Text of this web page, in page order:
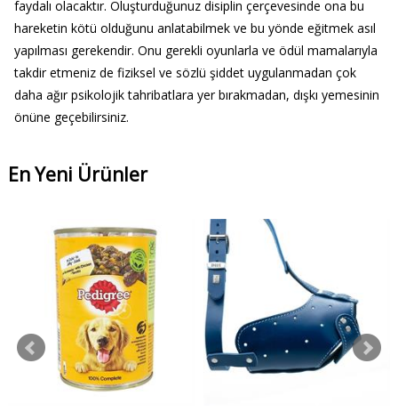
faydalı olacaktır. Oluşturduğunuz disiplin çerçevesinde ona bu
hareketin kötü olduğunu anlatabilmek ve bu yönde eğitmek asıl
yapılması gerekendir. Onu gerekli oyunlarla ve ödül mamalarıyla
takdir etmeniz de fiziksel ve sözlü şiddet uygulanmadan çok
daha ağır psikolojik tahribatlara yer bırakmadan, dışkı yemesinin
önüne geçebilirsiniz.
En Yeni Ürünler